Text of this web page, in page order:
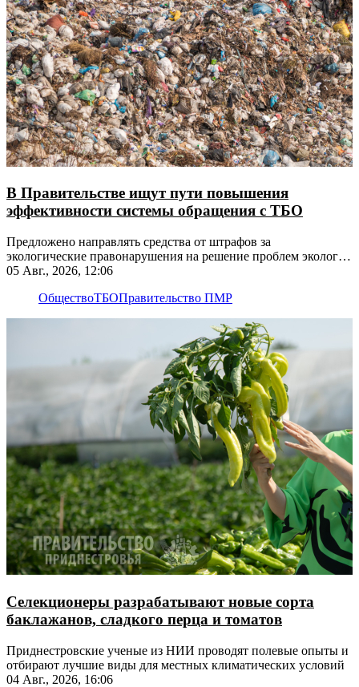
В Правительстве ищут пути повышения
эффективности системы обращения с ТБО
Предложено направлять средства от штрафов за
экологические правонарушения на решение проблем экологии
на этих территориях
05 Авг., 2026, 12:06
ОбществоТБОПравительство ПМР
Селекционеры разрабатывают новые сорта
баклажанов, сладкого перца и томатов
Приднестровские ученые из НИИ проводят полевые опыты и
отбирают лучшие виды для местных климатических условий
04 Авг., 2026, 16:06